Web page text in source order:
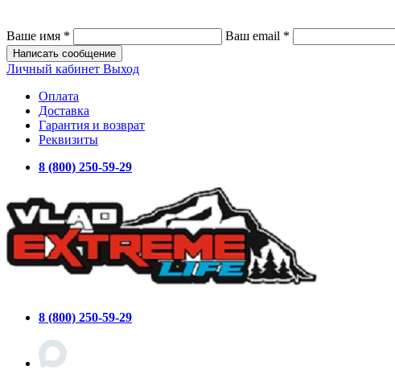
Ваше имя * Ваш email *
Написать сообщение
Личный кабинет Выход
Оплата
Доставка
Гарантия и возврат
Реквизиты
8 (800) 250-59-29
8 (800) 250-59-29